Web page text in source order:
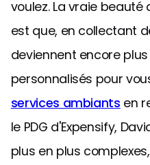
voulez. La vraie
est que, en collectant
deviennent encore
personnalisés pour
services ambiants en
le PDG d'Expensify,
plus en plus